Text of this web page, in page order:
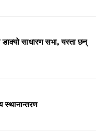
डाक्यो साधारण सभा, यस्ता छन्
स्थानान्तरण